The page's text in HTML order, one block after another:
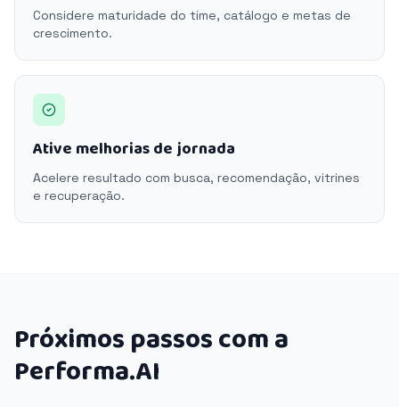
Considere maturidade do time, catálogo e metas de
crescimento.
Ative melhorias de jornada
Acelere resultado com busca, recomendação, vitrines
e recuperação.
Próximos passos com a
Performa.AI